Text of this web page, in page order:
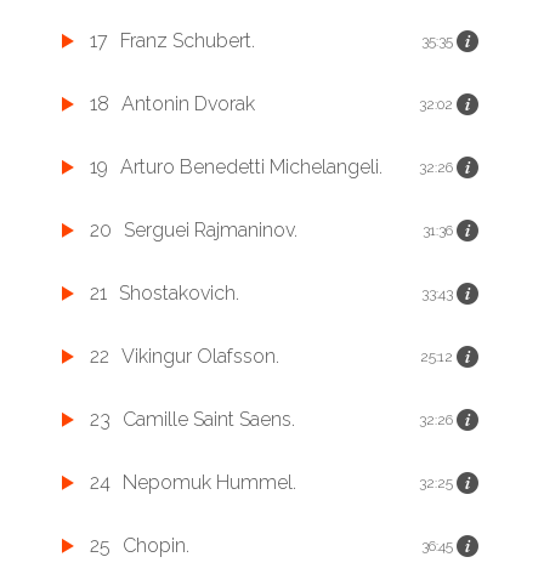
17 Franz Schubert. 35:35
18 Antonin Dvorak 32:02
19 Arturo Benedetti Michelangeli. 32:26
20 Serguei Rajmaninov. 31:36
21 Shostakovich. 33:43
22 Vikingur Olafsson. 25:12
23 Camille Saint Saens. 32:26
24 Nepomuk Hummel. 32:25
25 Chopin. 36:45